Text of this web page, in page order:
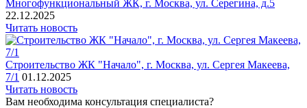
Многофункциональный ЖК, г. Москва, ул. Серегина, д.5
22.12.2025
Читать новость
Строительство ЖК "Начало", г. Москва, ул. Сергея Макеева,
7/1 01.12.2025
Читать новость
Вам необходима консультация специалиста?